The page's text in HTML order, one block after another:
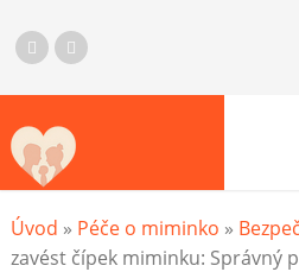
Úvod » Péče o miminko »
zavést čípek miminku: Správný